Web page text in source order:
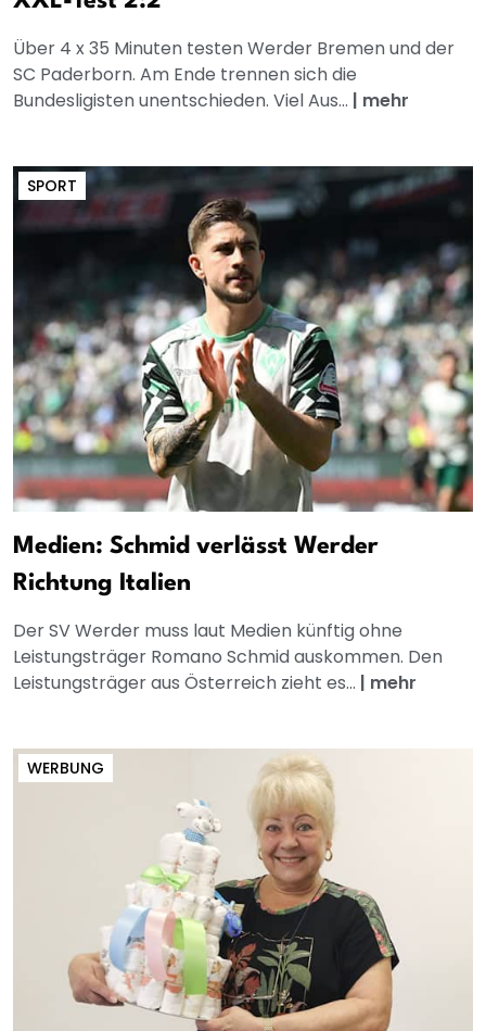
Über 4 x 35 Minuten testen Werder Bremen und der
SC Paderborn. Am Ende trennen sich die
Bundesligisten unentschieden. Viel Aus... | mehr
SPORT
Medien: Schmid verlässt Werder
Richtung Italien
Der SV Werder muss laut Medien künftig ohne
Leistungsträger Romano Schmid auskommen. Den
Leistungsträger aus Österreich zieht es... | mehr
WERBUNG